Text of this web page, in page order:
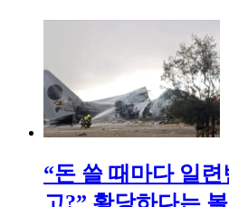
“돈 쓸 때마다 일